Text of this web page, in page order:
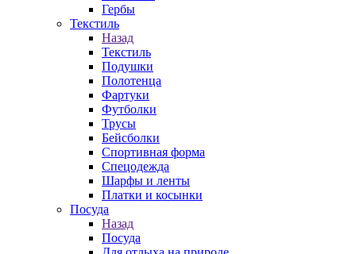
Гербы
Текстиль
Назад
Текстиль
Подушки
Полотенца
Фартуки
Футболки
Трусы
Бейсболки
Спортивная форма
Спецодежда
Шарфы и ленты
Платки и косынки
Посуда
Назад
Посуда